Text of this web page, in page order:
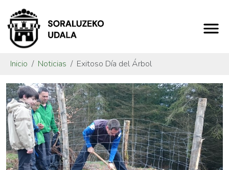
Inicio Noticias Exitoso Día del Árbol